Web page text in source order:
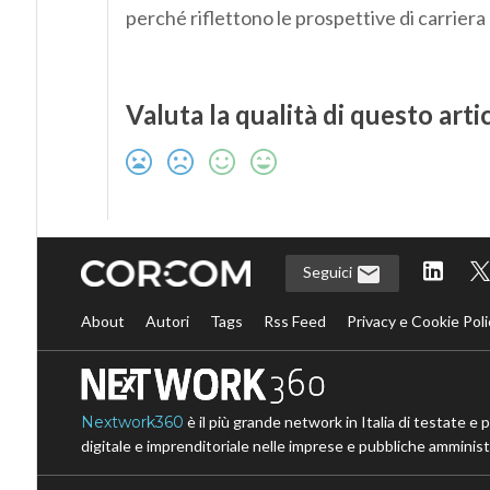
perché riflettono le prospettive di carriera
Valuta la qualità di questo
Seguici
About Autori Tags Rss Feed Privacy e Cookie
Nextwork360 è il più grande network in Italia di testate e
digitale e imprenditoriale nelle imprese e pubbliche